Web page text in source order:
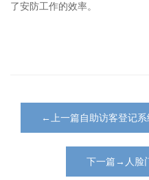
了安防工作的效率。
←上一篇自助访客登记
下一篇→人脸